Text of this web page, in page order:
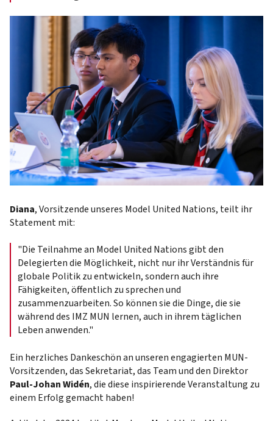
Diana, Vorsitzende unseres Model United Nations, teilt ihr
Statement mit:
"Die Teilnahme an Model United Nations gibt den
Delegierten die Möglichkeit, nicht nur ihr Verständnis für
globale Politik zu entwickeln, sondern auch ihre
Fähigkeiten, öffentlich zu sprechen und
zusammenzuarbeiten. So können sie die Dinge, die sie
während des IMZ MUN lernen, auch in ihrem täglichen
Leben anwenden."
Ein herzliches Dankeschön an unseren engagierten MUN-
Vorsitzenden, das Sekretariat, das Team und den Direktor
Paul-Johan Widén, die diese inspirierende Veranstaltung zu
einem Erfolg gemacht haben!